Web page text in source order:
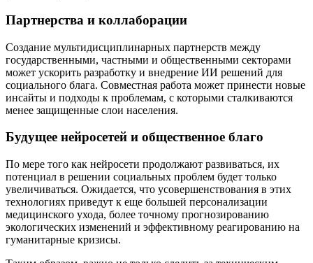
Партнерства и коллаборации
Создание мультидисциплинарных партнерств между
государственными, частными и общественными секторами
может ускорить разработку и внедрение ИИ решений для
социального блага. Совместная работа может принести новые
инсайты и подходы к проблемам, с которыми сталкиваются
менее защищенные слои населения.
Будущее нейросетей и общественное благо
По мере того как нейросети продолжают развиваться, их
потенциал в решении социальных проблем будет только
увеличиваться. Ожидается, что усовершенствования в этих
технологиях приведут к еще большей персонализации
медицинского ухода, более точному прогнозированию
экологических изменений и эффективному реагированию на
гуманитарные кризисы.